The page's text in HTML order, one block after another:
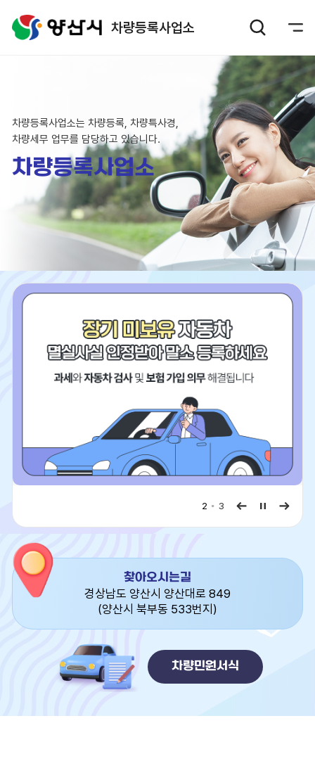
차량등록사업소
차량등록사업소는 차량등록, 차량특사경,
차량세무 업무를 담당하고 있습니다.
차량등록사업소
알
림
2 3
찾아오시는길
경상남도 양산시 양산대로 849
(양산시 북부동 533번지)
차량민원서식